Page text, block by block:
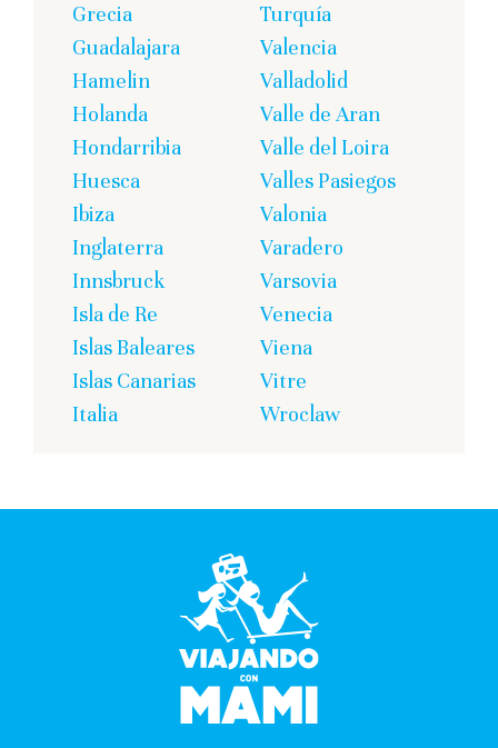
Grecia
Guadalajara
Hamelin
Holanda
Hondarribia
Huesca
Ibiza
Inglaterra
Innsbruck
Isla de Re
Islas Baleares
Islas Canarias
Italia
Turquía
Valencia
Valladolid
Valle de Aran
Valle del Loira
Valles Pasiegos
Valonia
Varadero
Varsovia
Venecia
Viena
Vitre
Wroclaw